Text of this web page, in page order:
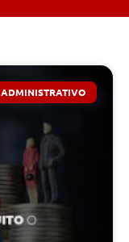
ADMINISTRATIVO